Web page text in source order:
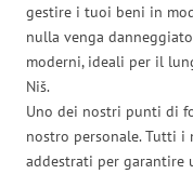
gestire i tuoi beni in
nulla venga
moderni, ideali per il
Niš.
Uno dei nostri punti di
nostro personale. Tutti
addestrati per garantire